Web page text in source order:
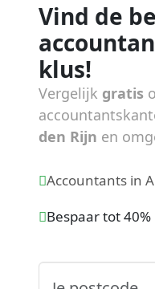
Vind de
klus!
Vergelijk gratis
den Rijn en
Accountants in
Bespaar tot 40%